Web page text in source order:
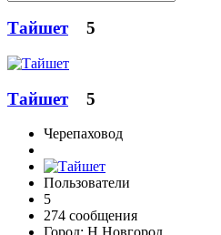
Тайшет 5
Тайшет 5
Черепаховод
Пользователи
5
274 сообщения